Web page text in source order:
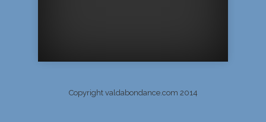
Copyright valdabondance.com 2014